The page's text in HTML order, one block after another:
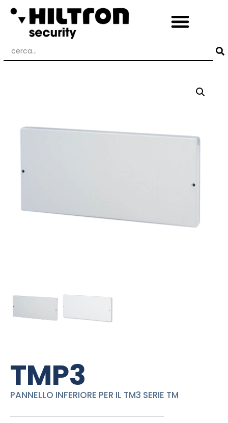
TMP3
PANNELLO INFERIORE PER IL TM3 SERIE TM